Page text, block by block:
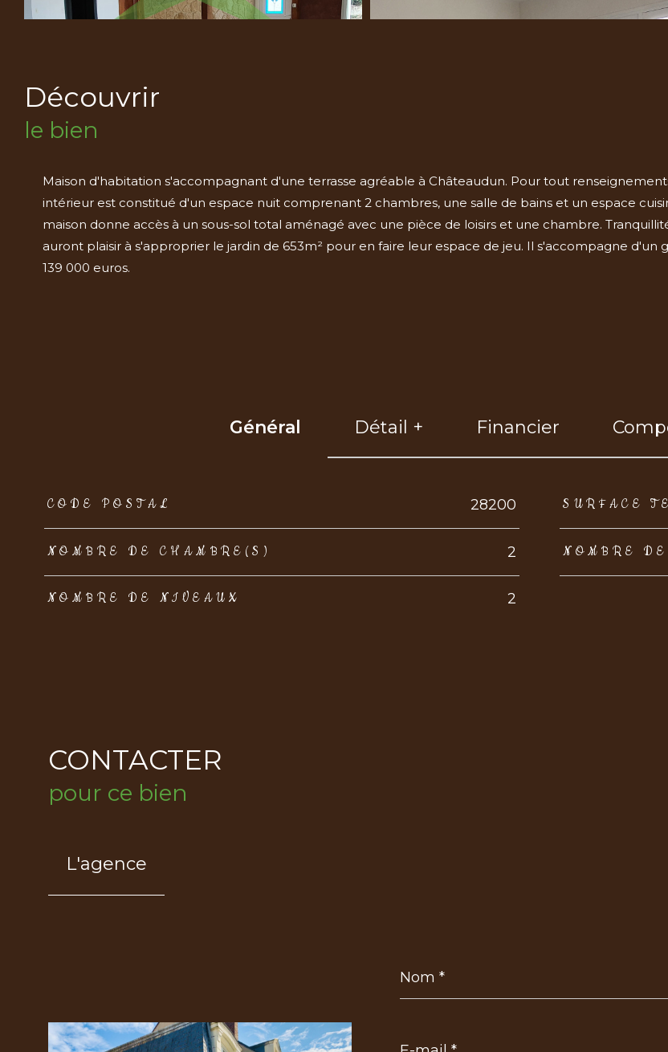
découvrir
le bien
Maison d'habitation s'accompagnant d'une terrasse agréable à Châteaudun. Pour tout
intérieur est constitué d'un espace nuit comprenant 2 chambres, une salle de bains et un espace
maison donne accès à un sous-sol total aménagé avec une pièce de loisirs et une chambre.
auront plaisir à s'approprier le jardin de 653m² pour en faire leur espace de jeu. Il s'accompagne
139 000 euros.
Général Détail + Financier
TRAD_ZEPHYR_Caracteristique
CODE POSTAL 28200 SURFACE
NOMBRE DE CHAMBRE(S) 2 NOMBRE
NOMBRE DE NIVEAUX 2
CONTACTER
pour ce bien
L'agence
*
mail